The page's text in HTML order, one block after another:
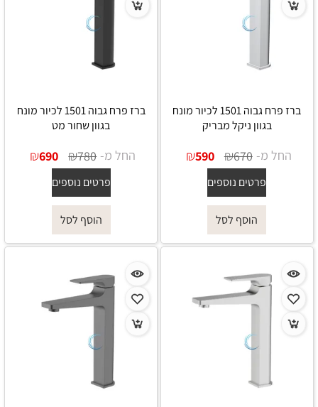
ברז פרח גבוה 1501 לכיור מונח
בגוון ניקל מבריק
החל מ- ₪670
₪590
פרטים נוספים
הוסף לסל
ברז פרח גבוה 1501 לכיור מונח
בגוון שחור מט
החל מ- ₪780
₪690
פרטים נוספים
הוסף לסל